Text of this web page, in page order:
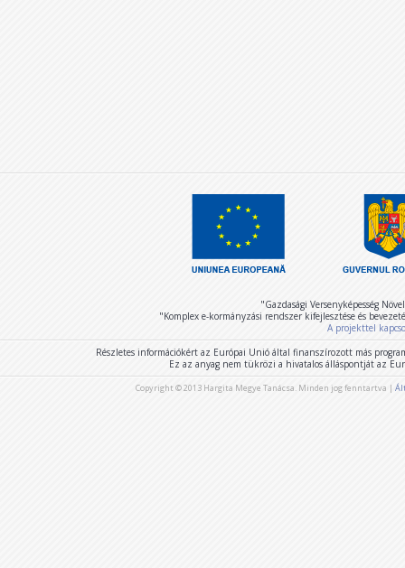
"Gazdasági Versenyképesség
"Komplex e-kormányzási rendszer kifejlesztése és
A projekttel
Részletes információkért az Európai Unió által finanszírozott más
Ez az anyag nem tükrözi a hivatalos álláspontját az
Copyright © 2013 Hargita Megye Tanácsa. Minden jog fenntartva |